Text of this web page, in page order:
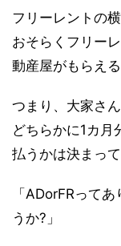
フリーレントの
おそらくフリー
動産屋がもらえ
つまり、大家さ
どちらかに1カ月
払うかは決まっ
「ADorFRって
うか?」